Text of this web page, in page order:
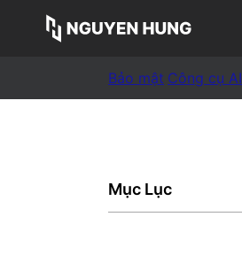
Bảo mật Công cụ AI
Mục Lục